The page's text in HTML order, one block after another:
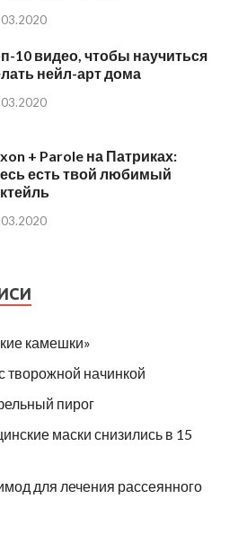
10 видео, чтобы научиться
нейл-арт дома
+ Parole на Патриках:
есть твой любимый
камешки»
творожной начинкой
пирог
маски снизились в 15
для лечения рассеянного